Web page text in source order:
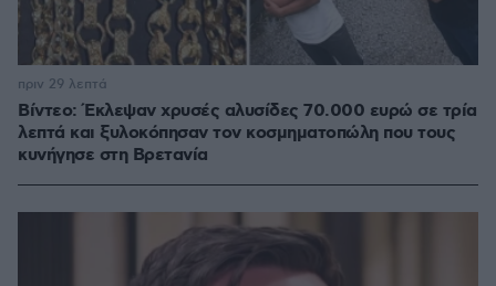
Βίντεο: Έκλεψαν χρυσές αλυσίδες 70.000 ευρώ σε τρία
λεπτά και ξυλοκόπησαν τον κοσμηματοπώλη που τους
κυνήγησε στη Βρετανία
πριν 29 λεπτά